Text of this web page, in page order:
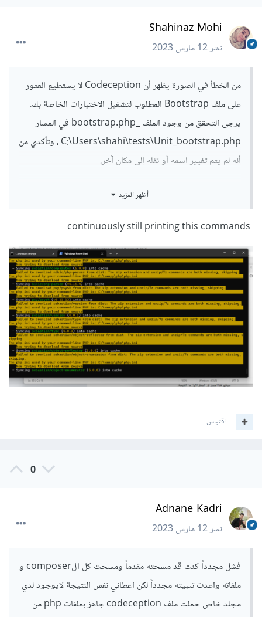
Shahinaz Mohi
نشر12 مارس 2023
من الخطأ في الصورة يظهر أن Codeception لا يستطيع العثور
على ملف Bootstrap المطلوب لتشغيل الاختبارات الخاصة بك.
يرجى التحقق من وجود الملف _bootstrap.php في المسار
C:\Users\shahi\tests\Unit_bootstrap.php ، وتأكدي من
أنه لم يتم تغيير اسمه أو نقله إلى مكان آخر.
لتشغيل اختباراتك بشكل صحيح. يمكنك أيضًا المحاولة بإعادة
تثبيت مكونات Composer من جديد باستخدام الأمر
"composer install"، ثم تشغيل اختباراتك مرة أخرى.
ويمكن اتباع الخطوات التالية لإعادة تثبيت
Codeception وإعداده بشكل صحيح:
1- تأكدي من إلغاء تثبيت Codeception القديم باستخدام الأمر
التالي في سطر الأوامر:
composer global config bin-dir --absolute
سيظهر هذا المسار في السطر الأول من النتيجة.
أظهر المزيد
اقتباس
0
Adnane Kadri
نشر12 مارس 2023
فشل مجدداً كنت قد مسحته مقدماً ومسحت كل الcomposer و
ملفاته واعدت تثبيته مجدداً لكن اعطاني نفس النتيجة لايوجود لدي
مجلد خاص حملت ملف codeception جاهز بملفات php من